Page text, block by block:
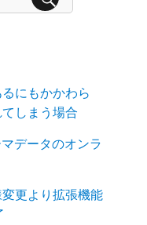
にもかかわら
しまう場合
データのオンラ
更より拡張機能